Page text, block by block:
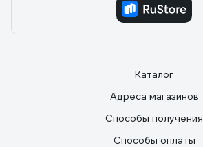
Каталог
Адреса магазинов
Способы получения
Способы оплаты